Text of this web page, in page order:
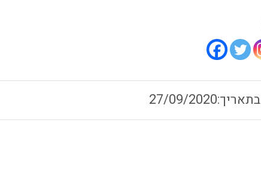
27/09/2020